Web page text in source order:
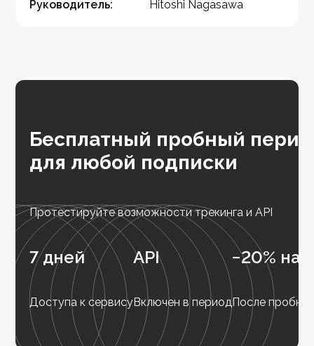
Руководитель:
Hitoshi Nagasawa
Бесплатный пробный
для любой подписки
Протестируйте возможности трекинга и API
7 дней
Доступа к сервису
API
Включен в период
−20% на
После